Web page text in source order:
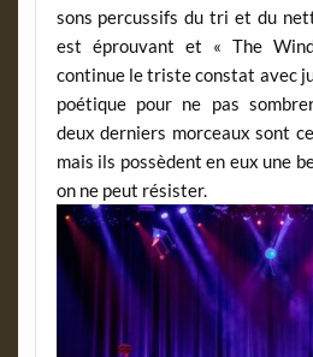
sons percussifs du tri et du
est éprouvant et « The
continue le triste constat avec
poétique pour ne pas
deux derniers morceaux sont
mais ils possèdent en eux une
on ne peut résister.